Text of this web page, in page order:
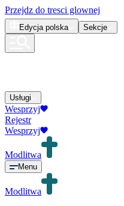
Przejdz do tresci glownej
Edycja polska Sekcje
Usługi
Wesprzyj
Rejestr
Wesprzyj
Modlitwa
Menu
Modlitwa